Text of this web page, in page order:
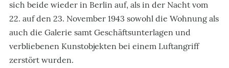
sich beide wieder in Berlin auf, als in der Nacht vom
22. auf den 23. November 1943 sowohl die Wohnung als
auch die Galerie samt Geschäftsunterlagen und
verbliebenen Kunstobjekten bei einem Luftangriff
zerstört wurden.